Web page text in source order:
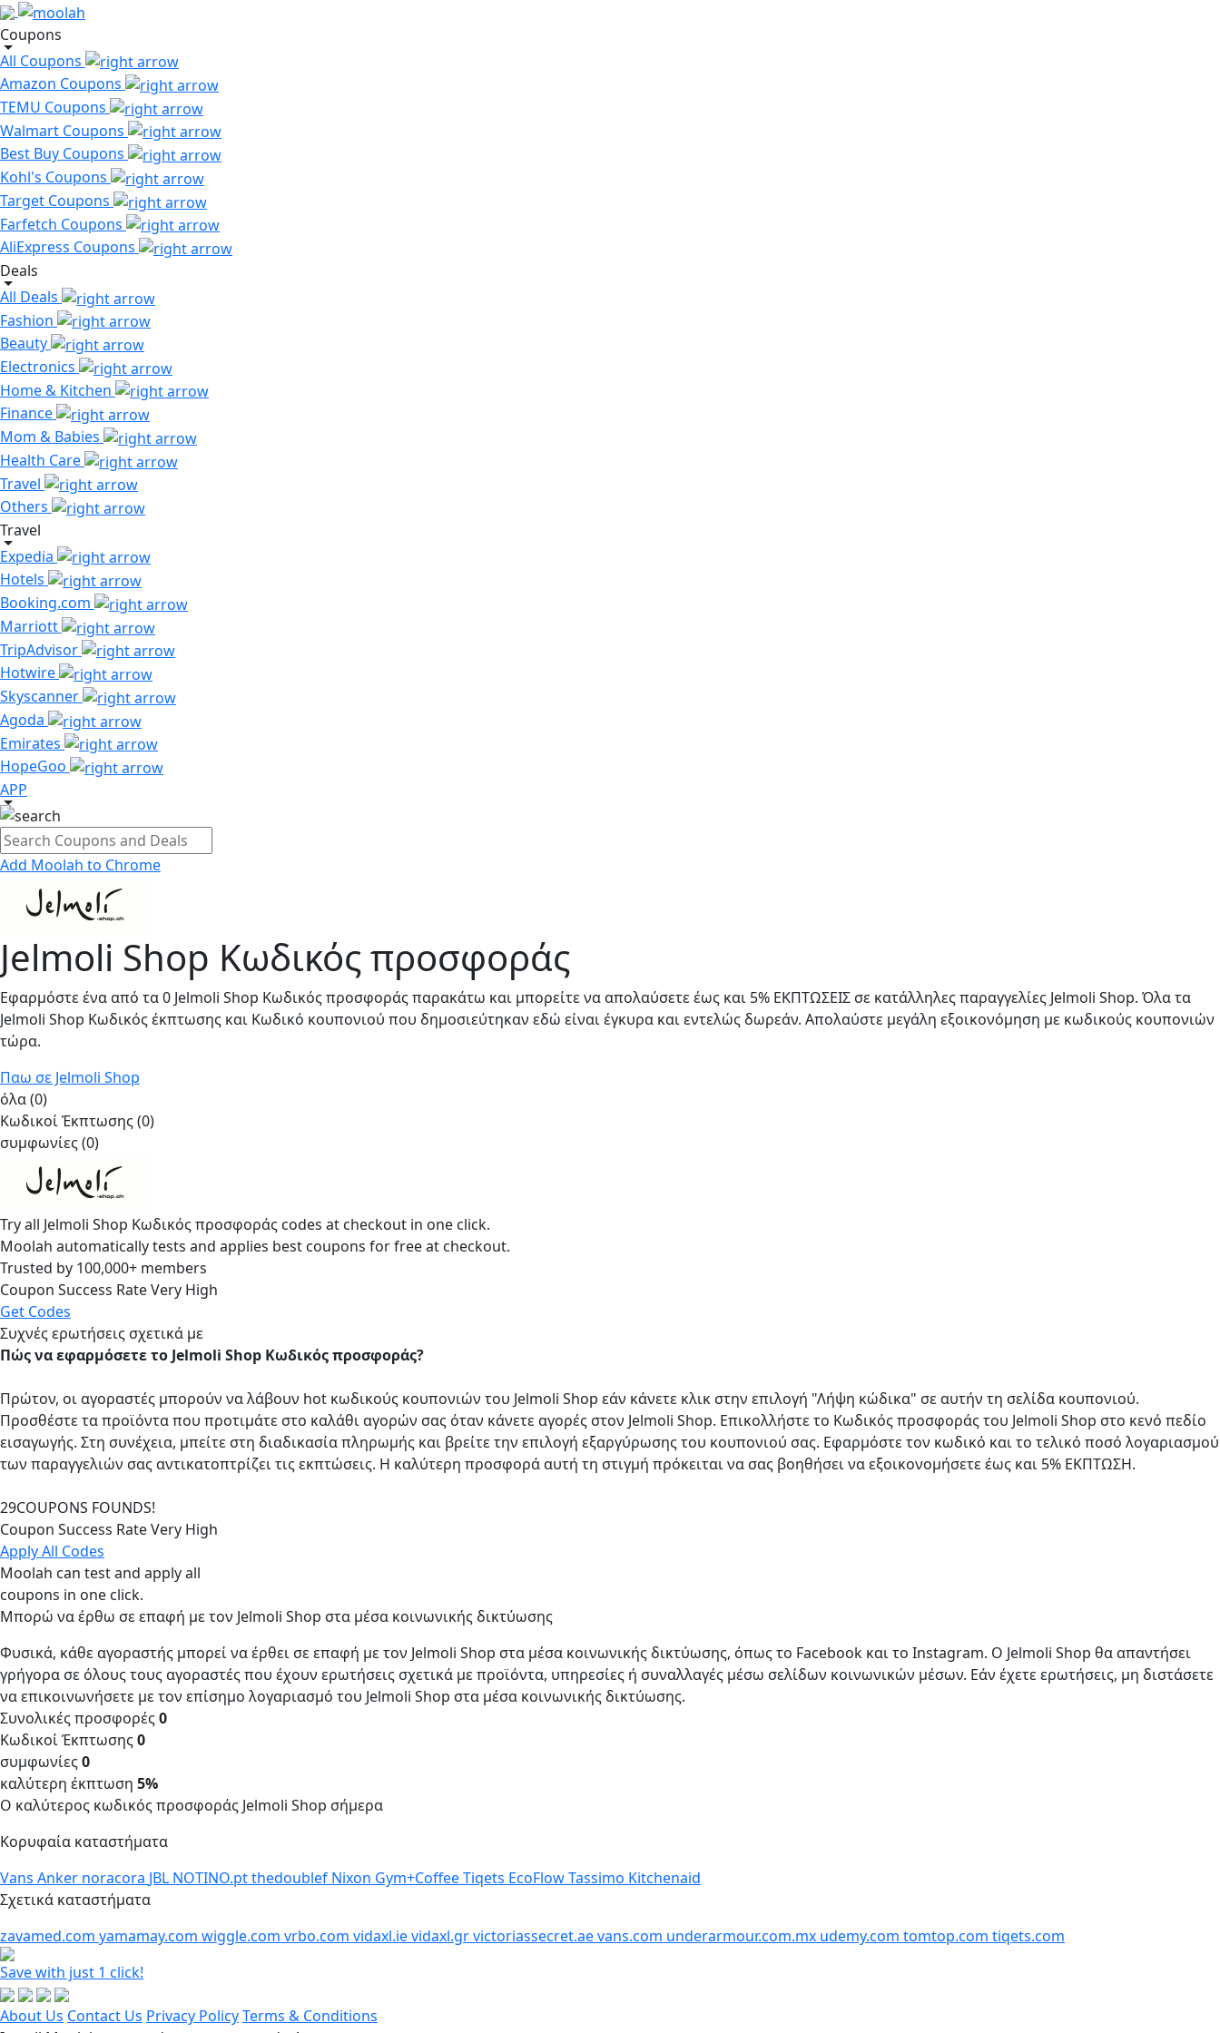
Coupons
All Coupons
Amazon Coupons
TEMU Coupons
Walmart Coupons
Best Buy Coupons
Kohl's Coupons
Target Coupons
Farfetch Coupons
AliExpress Coupons
Deals
All Deals
Fashion
Beauty
Electronics
Home & Kitchen
Finance
Mom & Babies
Health Care
Travel
Others
Travel
Expedia
Hotels
Booking.com
Marriott
TripAdvisor
Hotwire
Skyscanner
Agoda
Emirates
HopeGoo
APP
Add Moolah to Chrome
Jelmoli Shop Κωδικός προσφοράς
Εφαρμόστε ένα από τα 0 Jelmoli Shop Κωδικός προσφοράς παρακάτω και μπορείτε να απολαύσετε έως και 5% ΕΚΠΤΩΣΕΙΣ σε κατάλληλες παραγγελίες Jelmoli Shop. Όλα τα
Jelmoli Shop Κωδικός έκπτωσης και Κωδικό κουπονιού που δημοσιεύτηκαν εδώ είναι έγκυρα και εντελώς δωρεάν. Απολαύστε μεγάλη εξοικονόμηση με κωδικούς κουπονιών
τώρα.
Παω σε Jelmoli Shop
όλα (0)
Κωδικοί Έκπτωσης (0)
συμφωνίες (0)
Try all Jelmoli Shop Κωδικός προσφοράς codes at checkout in one click.
Moolah automatically tests and applies best coupons for free at checkout.
Trusted by 100,000+ members
Coupon Success Rate Very High
Get Codes
Συχνές ερωτήσεις σχετικά με
Πώς να εφαρμόσετε το Jelmoli Shop Κωδικός προσφοράς?
Πρώτον, οι αγοραστές μπορούν να λάβουν hot κωδικούς κουπονιών του Jelmoli Shop εάν κάνετε κλικ στην επιλογή "Λήψη κώδικα" σε αυτήν τη σελίδα κουπονιού.
Προσθέστε τα προϊόντα που προτιμάτε στο καλάθι αγορών σας όταν κάνετε αγορές στον Jelmoli Shop. Επικολλήστε το Κωδικός προσφοράς του Jelmoli Shop στο κενό πεδίο
εισαγωγής. Στη συνέχεια, μπείτε στη διαδικασία πληρωμής και βρείτε την επιλογή εξαργύρωσης του κουπονιού σας. Εφαρμόστε τον κωδικό και το τελικό ποσό λογαριασμού
των παραγγελιών σας αντικατοπτρίζει τις εκπτώσεις. Η καλύτερη προσφορά αυτή τη στιγμή πρόκειται να σας βοηθήσει να εξοικονομήσετε έως και 5% ΕΚΠΤΩΣΗ.
29COUPONS FOUNDS!
Coupon Success RateVery High
Apply All Codes
Moolah can test and apply all
coupons in one click.
Μπορώ να έρθω σε επαφή με τον Jelmoli Shop στα μέσα κοινωνικής δικτύωσης
Φυσικά, κάθε αγοραστής μπορεί να έρθει σε επαφή με τον Jelmoli Shop στα μέσα κοινωνικής δικτύωσης, όπως το Facebook και το Instagram. Ο Jelmoli Shop θα απαντήσει
γρήγορα σε όλους τους αγοραστές που έχουν ερωτήσεις σχετικά με προϊόντα, υπηρεσίες ή συναλλαγές μέσω σελίδων κοινωνικών μέσων. Εάν έχετε ερωτήσεις, μη διστάσετε
να επικοινωνήσετε με τον επίσημο λογαριασμό του Jelmoli Shop στα μέσα κοινωνικής δικτύωσης.
Συνολικές προσφορές0
Κωδικοί Έκπτωσης0
συμφωνίες0
καλύτερη έκπτωση 5%
Ο καλύτερος κωδικός προσφοράς Jelmoli Shop σήμερα
Κορυφαία καταστήματα
Vans Anker noracora JBL NOTINO.ptthedoublef Nixon Gym+CoffeeTiqets EcoFlowTassimo Kitchenaid
Σχετικά καταστήματα
zavamed.com yamamay.com wiggle.com vrbo.com vidaxl.ievidaxl.grvictoriassecret.aevans.com underarmour.com.mx udemy.com tomtop.com tiqets.com
Save with just 1 click!
About Us Contact Us Privacy PolicyTerms & Conditions